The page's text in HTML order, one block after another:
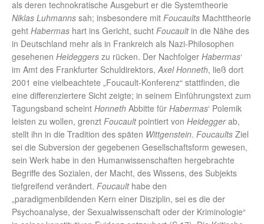
als deren technokratische Ausgeburt er die Systemtheorie
Niklas Luhmanns sah; insbesondere mit Foucaults Machttheorie
geht Habermas hart ins Gericht, sucht Foucaultin die Nähe des
in Deutschland mehr als in Frankreich als Nazi-Philosophen
gesehenen Heideggers zu rücken. Der Nachfolger Habermas‘
im Amt des Frankfurter Schuldirektors,Axel Honneth, ließ dort
2001 eine vielbeachtete „Foucault-Konferenz“ stattfinden, die
eine differenziertere Sicht zeigte; in seinem Einführungstext zum
Tagungsband scheint Honneth Abbitte für Habermas‘ Polemik
leisten zu wollen, grenzt Foucaultpointiert von Heideggerab,
stellt ihn in die Tradition des späten Wittgenstein. Foucaults Ziel
sei die Subversion der gegebenen Gesellschaftsform gewesen,
sein Werk habe in den Humanwissenschaften hergebrachte
Begriffe des Sozialen, der Macht, des Wissens, des Subjekts
tiefgreifend verändert. Foucault habe den
„paradigmenbildenden Kern einer Disziplin, sei es die der
Psychoanalyse, der Sexualwissenschaft oder der Kriminologie“